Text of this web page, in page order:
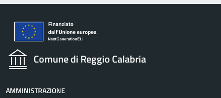
Comune di Reggio Calabria
AMMINISTRAZIONE